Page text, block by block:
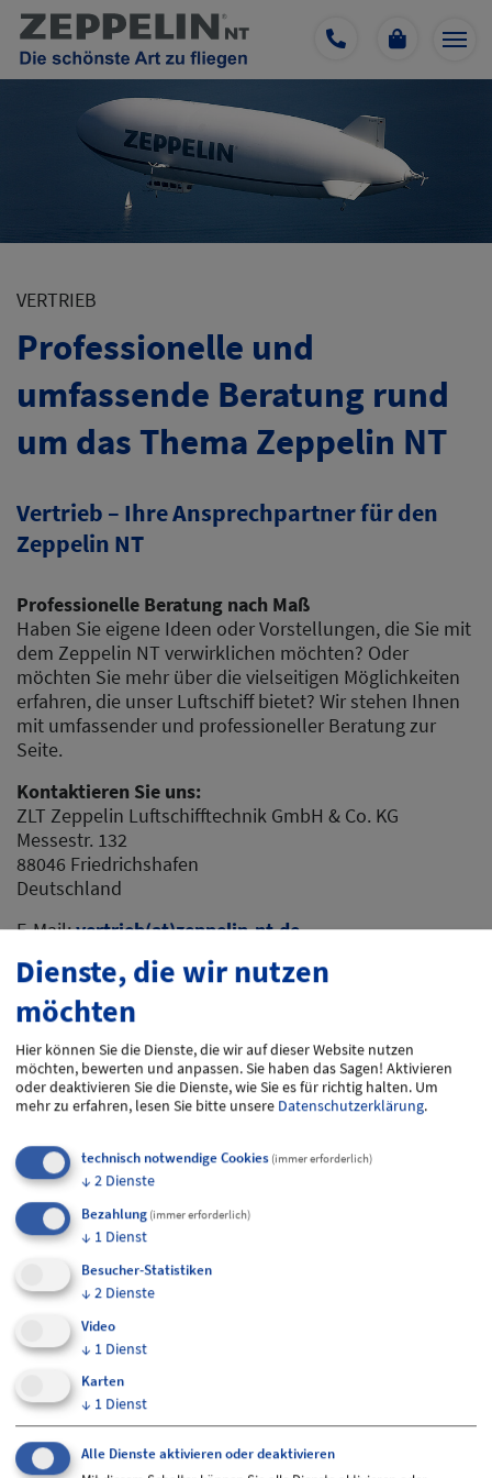
VERTRIEB
Professionelle und
umfassende Beratung rund
um das Thema Zeppelin NT
Vertrieb – Ihre Ansprechpartner für den
Zeppelin NT
Professionelle Beratung nach Maß
Haben Sie eigene Ideen oder Vorstellungen, die Sie mit
dem Zeppelin NT verwirklichen möchten? Oder
möchten Sie mehr über die vielseitigen Möglichkeiten
erfahren, die unser Luftschiff bietet? Wir stehen Ihnen
mit umfassender und professioneller Beratung zur
Seite.
Kontaktieren Sie uns:
ZLT Zeppelin Luftschifftechnik GmbH & Co. KG
Messestr. 132
88046 Friedrichshafen
Deutschland
E-Mail:vertrieb(at)zeppelin-nt.de
Ihr Weg zu einer optimalen Beratung
Damit wir Sie bestmöglich unterstützen können, bitten
wir Sie, vorab unseren Fragebogen auszufüllen. Dies
ermöglicht uns, Ihre Anfrage gezielt und effizient zu
bearbeiten.
Fragebogen für den Vertrieb (.doc, 121,0 KiB)
Fragebogen für den Vertrieb (.pdf, 344,0 KiB)
So funktioniert es:
Laden Sie die Word-Datei herunter.
Füllen Sie den Fragebogen vollständig aus.
Senden Sie uns den ausgefüllten Fragebogen per
E-Mail an
Wir danken Ihnen für Ihre Unterstützung und freuen
uns darauf, gemeinsam mit Ihnen Ihre Ideen in die Tat
umzusetzen!
Dienste, die wir nutzen
möchten
Hier können Sie die Dienste, die wir auf dieser Website nutzen
möchten, bewerten und anpassen. Sie haben das Sagen! Aktivieren
oder deaktivieren Sie die Dienste, wie Sie es für richtig halten. Um
mehr zu erfahren, lesen Sie bitte unsere Datenschutzerklärung.
technisch notwendige Cookies (immer erforderlich)
↓ 2 Dienste
Bezahlung (immer erforderlich)
↓ 1 Dienst
Besucher-Statistiken
↓ 2 Dienste
Video
↓ 1 Dienst
Karten
↓ 1 Dienst
Alle Dienste aktivieren oder deaktivieren